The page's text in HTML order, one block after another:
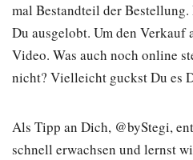
mal Bestandteil der
Du ausgelobt. Um den Verkauf
Video. Was auch noch online
nicht? Vielleicht guckst Du es
Als Tipp an Dich, @byStegi,
schnell erwachsen und lernst